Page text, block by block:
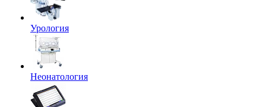
Урология
Неонатология